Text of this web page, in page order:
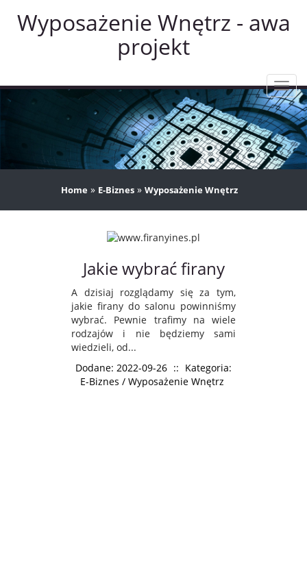
Wyposażenie Wnętrz - awa
projekt
Home » E-Biznes » Wyposażenie Wnętrz
Jakie wybrać firany
A dzisiaj rozglądamy się za tym,
jakie firany do salonu powinniśmy
wybrać. Pewnie trafimy na wiele
rodzajów i nie będziemy sami
wiedzieli, od...
Dodane: 2022-09-26 :: Kategoria:
E-Biznes / Wyposażenie Wnętrz